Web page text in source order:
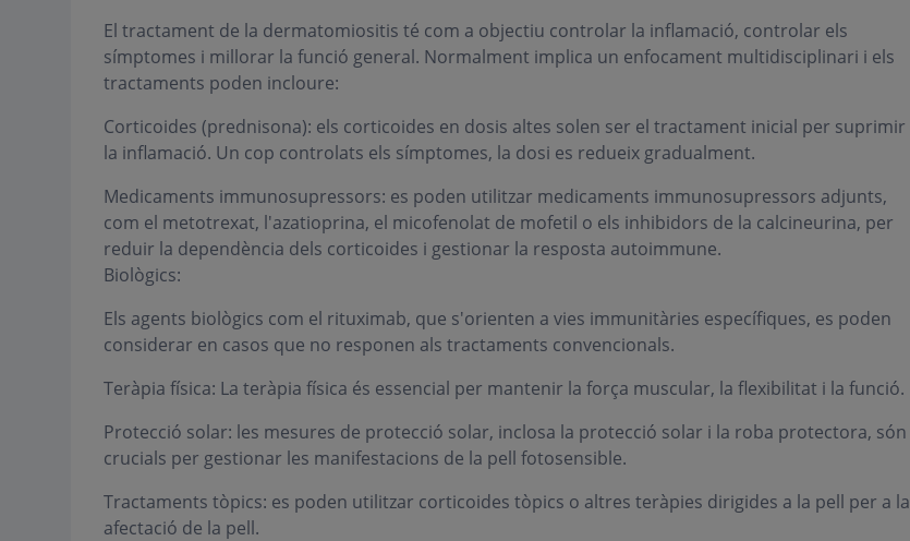
El tractament de la dermatomiositis té com a objectiu controlar la inflamació, controlar els
símptomes i millorar la funció general. Normalment implica un enfocament multidisciplinari i els
tractaments poden incloure:
Corticoides (prednisona): els corticoides en dosis altes solen ser el tractament inicial per suprimir
la inflamació. Un cop controlats els símptomes, la dosi es redueix gradualment.
Medicaments immunosupressors: es poden utilitzar medicaments immunosupressors adjunts,
com el metotrexat, l'azatioprina, el micofenolat de mofetil o els inhibidors de la calcineurina, per
reduir la dependència dels corticoides i gestionar la resposta autoimmune.
Biològics:
Els agents biològics com el rituximab, que s'orienten a vies immunitàries específiques, es poden
considerar en casos que no responen als tractaments convencionals.
Teràpia física: La teràpia física és essencial per mantenir la força muscular, la flexibilitat i la funció.
Protecció solar: les mesures de protecció solar, inclosa la protecció solar i la roba protectora, són
crucials per gestionar les manifestacions de la pell fotosensible.
Tractaments tòpics: es poden utilitzar corticoides tòpics o altres teràpies dirigides a la pell per a la
afectació de la pell.